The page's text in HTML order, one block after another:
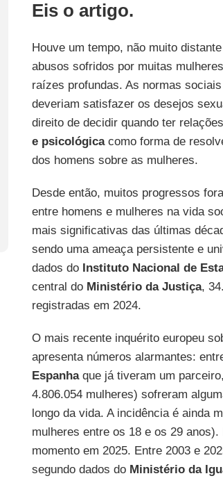
Eis o artigo.
Houve um tempo, não muito
abusos sofridos por muitas
raízes profundas. As normas
deveriam satisfazer os desejos
direito de decidir quando ter
e psicológicacomo forma de
dos homens sobre as mulheres.
Desde então, muitos progressos
entre homens e mulheres na vida
mais significativas das últimas
sendo uma ameaça persistente e
dados do Instituto Nacional de
central do Ministério da Justiça,
registradas em 2024.
O mais recente inquérito europeu
apresenta números alarmantes:
Espanhaque já tiveram um
4.806.054 mulheres) sofreram
longo da vida. A incidência é ainda
mulheres entre os 18 e os 29
momento em 2025. Entre 2003 e
segundo dados do Ministério da